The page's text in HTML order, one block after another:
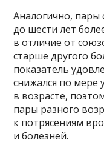
Аналогично, пары
до шести лет
в отличие от
старше другого
показатель
снижался по мере
в возрасте,
пары разного
к потрясениям
и болезней.